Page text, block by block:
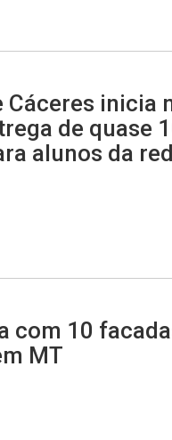
Cáceres inicia
de quase
alunos da
com 10
MT